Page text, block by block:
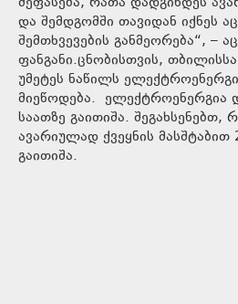
და შემდგომში თავიდან იქნეს
შემთხვევების განმეორება“, –
ფანგანი.ცნობისთვის,
უმეტეს ნაწილს
მიეწოდება. ელექტროენერგია
საათზე გაითიშა.
ავარიულად ქვეყნის
გაითიშა.